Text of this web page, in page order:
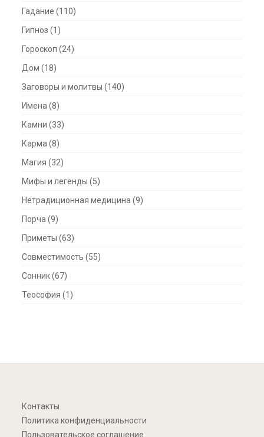
Гадание (110)
Гипноз (1)
Гороскоп (24)
Дом (18)
Заговоры и молитвы (140)
Имена (8)
Камни (33)
Карма (8)
Магия (32)
Мифы и легенды (5)
Нетрадиционная медицина (9)
Порча (9)
Приметы (63)
Совместимость (55)
Сонник(67)
Теософия (1)
Контакты
Политика конфиденциальности
Пользовательское соглашение